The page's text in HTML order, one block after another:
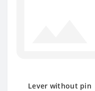
Lever without pin